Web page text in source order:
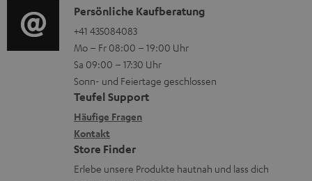
e
n
z
u
m
V
e
r
t
i
o
n
e
n
z
u
i
o
-
L
e
x
i
k
K
o
n
t
a
k
t
d
Persönliche Kaufberatung
+41 435084083
Mo – Fr 08:00 – 19:00 Uhr
Sa 09:00 – 17:30 Uhr
Sonn- und Feiertage geschlossen
Teufel Support
Häufige Fragen
Kontakt
Store Finder
Erlebe unsere Produkte hautnah und lass dich